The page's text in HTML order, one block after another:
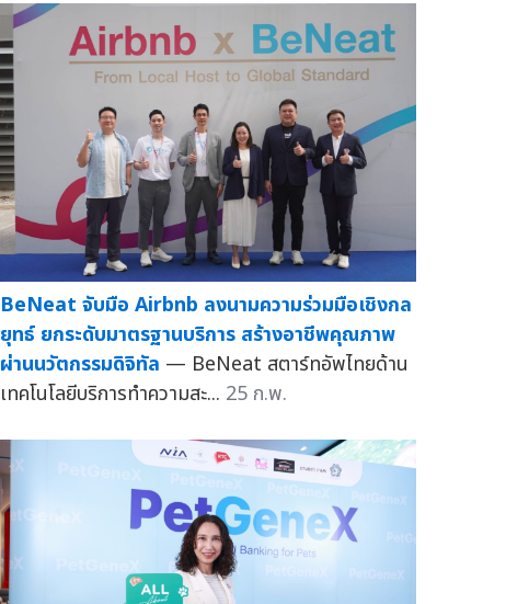
BeNeat จับมือ Airbnb ลงนามความร่วมมือเชิงกล
ยุทธ์ ยกระดับมาตรฐานบริการ สร้างอาชีพคุณภาพ
ผ่านนวัตกรรมดิจิทัล — BeNeat สตาร์ทอัพไทยด้าน
เทคโนโลยีบริการทำความสะ... 25 ก.พ.